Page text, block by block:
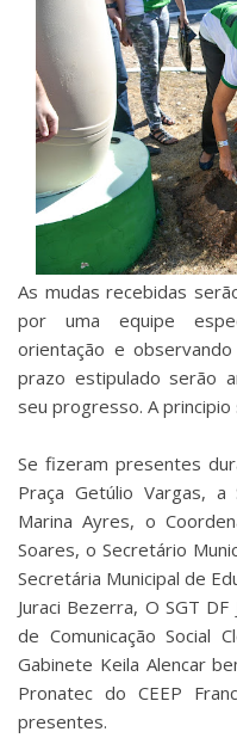
As mudas recebidas
por uma equipe
orientação e
prazo estipulado serão
seu progresso. A
Se fizeram presentes
Praça Getúlio Vargas, a
Marina Ayres, o
Soares, o Secretário
Secretária Municipal de
Juraci Bezerra, O SGT
de Comunicação Social
Gabinete Keila Alencar
Pronatec do CEEP
presentes.